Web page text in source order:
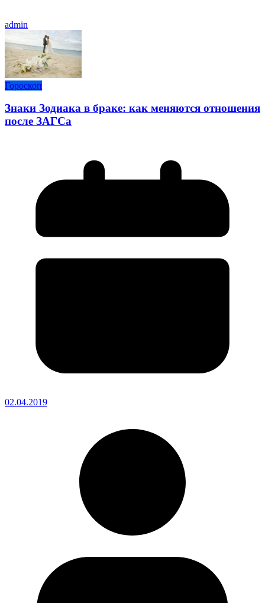
admin
Гороскоп
Знаки Зодиака в браке: как меняются отношения
после ЗАГСа
02.04.2019